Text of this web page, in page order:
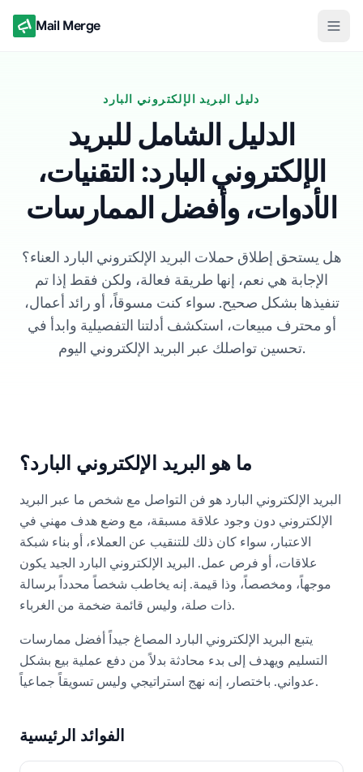
Mail Merge
دليل البريد الإلكتروني البارد
الدليل الشامل للبريد
الإلكتروني البارد: التقنيات،
الأدوات، وأفضل الممارسات
هل يستحق إطلاق حملات البريد الإلكتروني البارد العناء؟
الإجابة هي نعم، إنها طريقة فعالة، ولكن فقط إذا تم
تنفيذها بشكل صحيح. سواء كنت مسوقاً، أو رائد أعمال،
أو محترف مبيعات، استكشف أدلتنا التفصيلية وابدأ في
تحسين تواصلك عبر البريد الإلكتروني اليوم.
ما هو البريد الإلكتروني البارد؟
البريد الإلكتروني البارد هو فن التواصل مع شخص ما عبر البريد
الإلكتروني دون وجود علاقة مسبقة، مع وضع هدف مهني في
الاعتبار، سواء كان ذلك للتنقيب عن العملاء، أو بناء شبكة
علاقات، أو فرص عمل. البريد الإلكتروني البارد الجيد يكون
موجهاً، ومخصصاً، وذا قيمة. إنه يخاطب شخصاً محدداً برسالة
ذات صلة، وليس قائمة ضخمة من الغرباء.
يتبع البريد الإلكتروني البارد المصاغ جيداً أفضل ممارسات
التسليم ويهدف إلى بدء محادثة بدلاً من دفع عملية بيع بشكل
عدواني. باختصار، إنه نهج استراتيجي وليس تسويقاً جماعياً.
الفوائد الرئيسية